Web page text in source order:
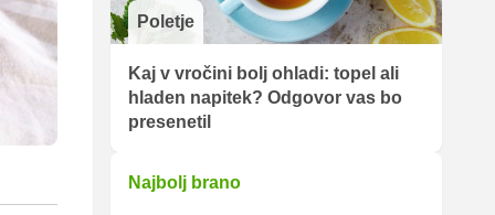
Poletje
Kaj v vročini bolj ohladi: topel ali
hladen napitek? Odgovor vas bo
presenetil
Najbolj brano